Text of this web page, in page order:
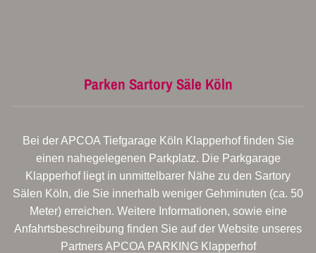
Parken Sartory Säle Köln
Bei der APCOA Tiefgarage Köln Klapperhof finden Sie
einen nahegelegenen Parkplatz. Die Parkgarage
Klapperhof liegt in unmittelbarer Nähe zu den Sartory
Sälen Köln, die Sie innerhalb weniger Gehminuten (ca. 50
Meter) erreichen. Weitere Informationen, sowie eine
Anfahrtsbeschreibung finden Sie auf der Website unseres
PartnersAPCOA PARKING Klapperhof